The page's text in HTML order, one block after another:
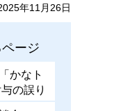
年11月26日
ージ
かなト
の誤り